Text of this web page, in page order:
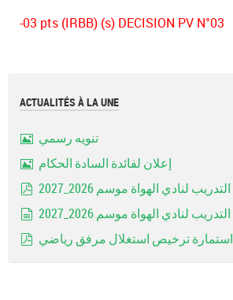
-03 pts (IRBB) (s) DECISION PV N°03
ACTUALITÉS À LA UNE
تنويه رسمي
إعلان لفائدة السادة الحكام
استمارة ترخيص استغلال مرفق رياضي